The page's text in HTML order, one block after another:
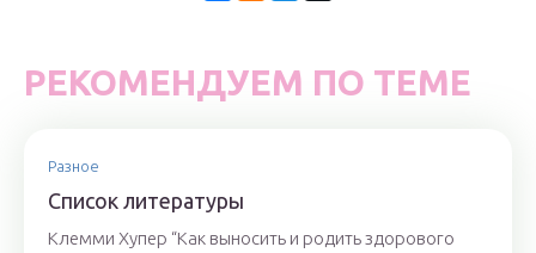
РЕКОМЕНДУЕМ ПО ТЕМЕ
Разное
Список литературы
Клемми Хупер “Как выносить и родить здорового